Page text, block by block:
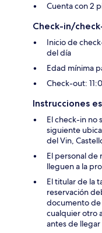
Cuenta con 2
Check-in/
Inicio de
del día
Edad mínima
Check-out:
Instrucciones
El check-in no
siguiente
del Vin,
El personal de
lleguen a la
El titular de la
reservación
documento
cualquier otro
antes de llegar